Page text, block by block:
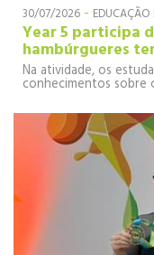
30/07/2026 -
Year 5 participa
hambúrgueres
Na atividade, os
conhecimentos sobre